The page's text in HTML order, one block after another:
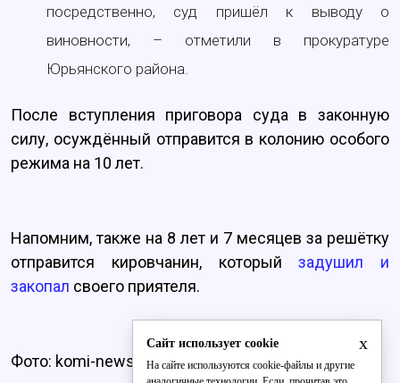
посредственно, суд пришёл к выводу о
виновности, – отметили в прокуратуре
Юрьянского района.
После вступления приговора суда в законную
силу, осуждённый отправится в колонию особого
режима на 10 лет.
Напомним, также на 8 лет и 7 месяцев за решётку
отправится кировчанин, которыйзадушил и
закопал своего приятеля.
Фото: komi-news.ru
x
Сайт использует cookie
На сайте используются cookie-файлы и другие